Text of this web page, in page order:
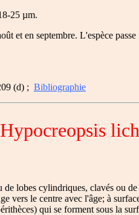
25 µm.
et en septembre. L'espèce
(d) ; Bibliographie
Hypocreopsis
lobes cylindriques, clavés ou
vers le centre avec l'âge; à
qui se forment sous la